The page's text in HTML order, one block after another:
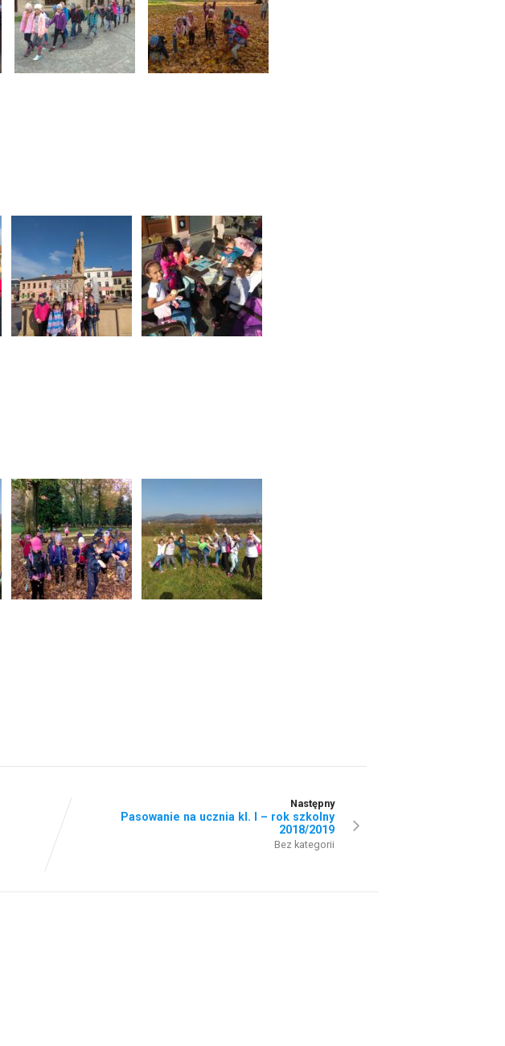
Następny
Pasowanie na ucznia kl. I – rok szkolny
2018/2019
Bez kategorii